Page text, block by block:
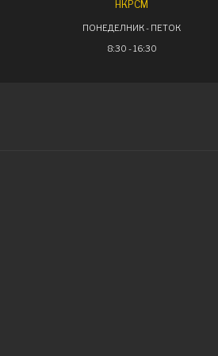
НКРСМ
ПОНЕДЕЛНИК - ПЕТОК
8:30 - 16:30